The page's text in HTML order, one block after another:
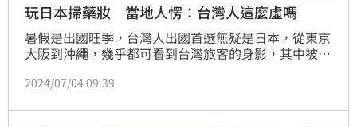
玩日本掃藥妝 當地人愣：台灣人這麼虛嗎
暑假是出國旺季，台灣人出國首選無疑是日本，從東京
大阪到沖繩，幾乎都可看到台灣旅客的身影，其中被許
是親朋好友代購或是留存自用，一買往往是一大堆。不
網友就透露，認識的日本人就好奇台灣人是不是很虛？
2024/07/04 09:39